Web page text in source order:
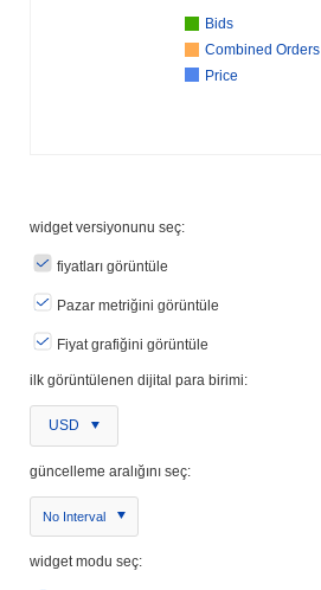
Bids
Combined Orders
Price
widget versiyonunu seç:
fiyatları görüntüle
Pazar metriğini görüntüle
Fiyat grafiğini görüntüle
ilk görüntülenen dijital para birimi:
USD
güncelleme aralığını seç:
No Interval
widget modu seç: